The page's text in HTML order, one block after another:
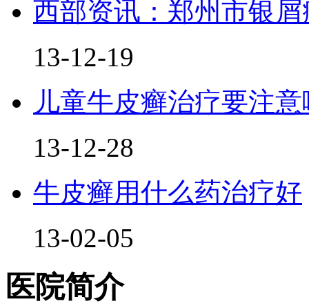
西部资讯：郑州市银
13-12-19
儿童牛皮癣治疗要注
13-12-28
牛皮癣用什么药治疗好
13-02-05
医院简介